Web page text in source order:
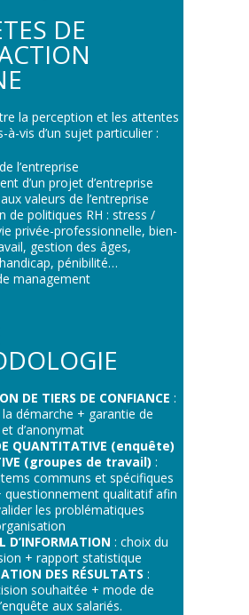
DE
la perception et les attentes
à-vis d’un sujet particulier :
l’entreprise
d’un projet d’entreprise
valeurs de l’entreprise
de politiques RH : stress /
privée-professionnelle, bien-
gestion des âges,
pénibilité…
management
DE TIERS DE CONFIANCE :
démarche + garantie de
d’anonymat
QUANTITATIVE (enquête)
(groupes de travail) :
communs et spécifiques
questionnement qualitatif afin
les problématiques
D’INFORMATION : choix du
+ rapport statistique
DES RÉSULTATS :
souhaitée + mode de
aux salariés.